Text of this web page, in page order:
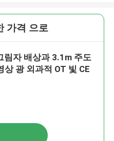
가격 으로
림자 배상과 3.1m 주도
상 광 외과적 OT 빛 CE